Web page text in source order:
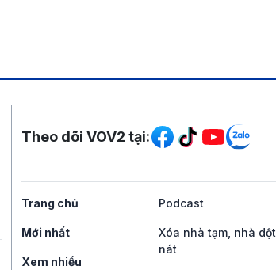
Mạng xã hội
Theo dõi VOV2 tại:
Trang chủ
Mới nhất
Xem nhiều
Podcast
Xóa nhà tạm, nhà dột
nát